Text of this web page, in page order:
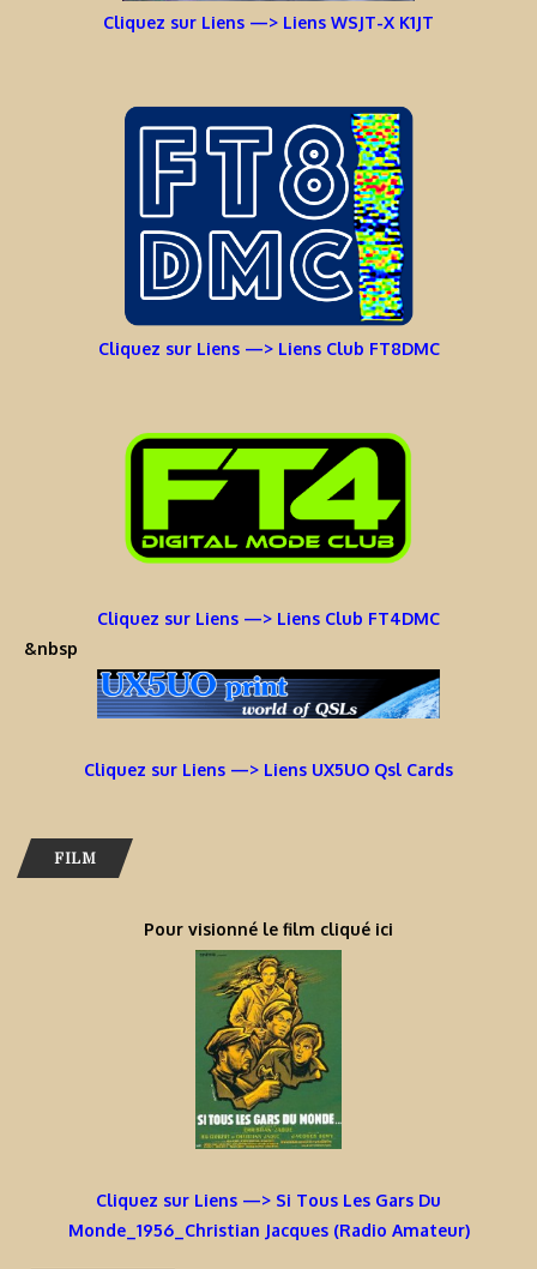
Cliquez sur Liens —> Liens WSJT-X K1JT
Cliquez sur Liens —> Liens Club FT8DMC
Cliquez sur Liens —> Liens Club FT4DMC
&nbsp
Cliquez sur Liens —> Liens UX5UO Qsl Cards
FILM
Pour visionné le film cliqué ici
Cliquez sur Liens —> Si Tous Les Gars Du
Monde_1956_Christian Jacques (Radio Amateur)